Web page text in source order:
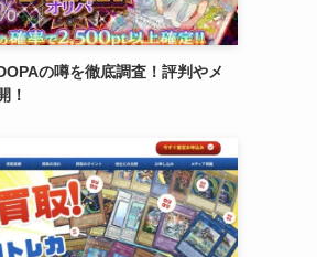
の噂を徹底調査！評判やメ
！